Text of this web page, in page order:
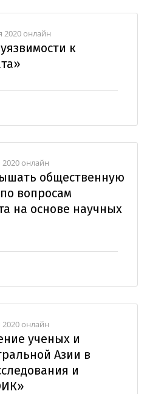
2020 онлайн
к
онлайн
общественную
вопросам
на основе научных
онлайн
ученых и
Азии в
и